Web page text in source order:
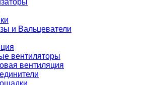
и Вальцеватели
вентиляторы
вентиляция